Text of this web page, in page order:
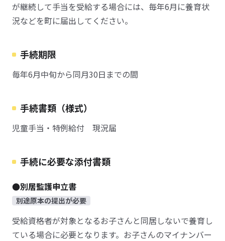
が継続して手当を受給する場合には、毎年6月に養育状
況などを町に届出してください。
手続期限
毎年6月中旬から同月30日までの間
手続書類（様式）
児童手当・特例給付 現況届
手続に必要な添付書類
●別居監護申立書
別途原本の提出が必要
受給資格者が対象となるお子さんと同居しないで養育し
ている場合に必要となります。お子さんのマイナンバー